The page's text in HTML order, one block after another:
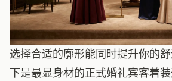
选择合适的廓形能同时提升你的
下是最显身材的正式婚礼宾客着装